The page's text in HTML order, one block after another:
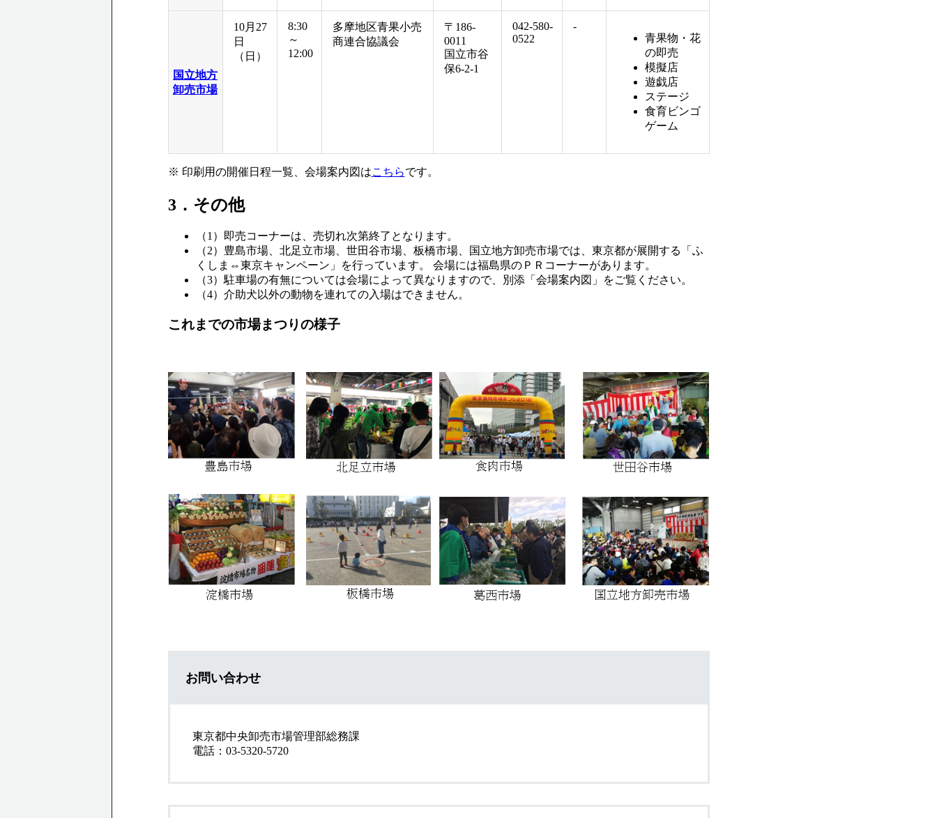
国立地方
卸売市場
10月27
日
（日）
8:30
～
12:00
多摩地区青果小売
商連合協議会
〒186-
0011
国立市谷
保6-2-1
042-580-
0522
-
青果物・花
の即売
模擬店
遊戯店
ステージ
食育ビンゴ
ゲーム
※ 印刷用の開催日程一覧、会場案内図はこちらです。
3．その他
（1） 即売コーナーは、売切れ次第終了となります。
（2） 豊島市場、北足立市場、世田谷市場、板橋市場、国立地方卸売市場では、東京都が展開する「ふ
くしま⇔東京キャンペーン」を行っています。 会場には福島県のＰＲコーナーがあります。
（3）駐車場の有無については会場によって異なりますので、別添「会場案内図」をご覧ください。
（4） 介助犬以外の動物を連れての入場はできません。
これまでの市場まつりの様子
お問い合わせ
東京都中央卸売市場管理部総務課
電話：03-5320-5720